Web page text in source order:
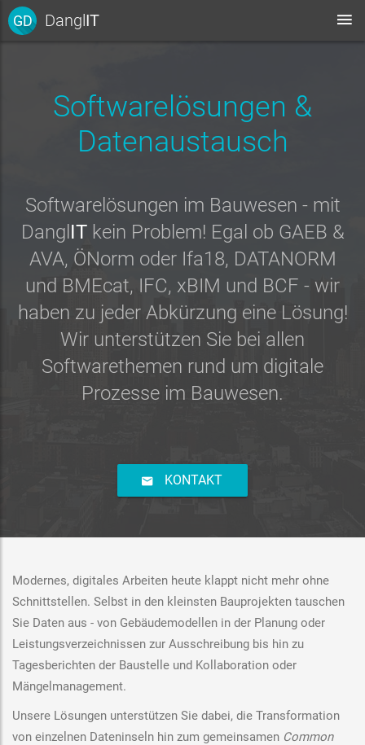
GD DanglIT
Softwarelösungen &
Datenaustausch
Softwarelösungen im Bauwesen - mit
Dangl ITkein Problem! Egal ob GAEB &
AVA, ÖNorm oder Ifa18, DATANORM
und BMEcat, IFC, xBIM und BCF - wir
haben zu jeder Abkürzung eine Lösung!
Wir unterstützen Sie bei allen
Softwarethemen rund um digitale
Prozesse im Bauwesen.
KONTAKT
Modernes, digitales Arbeiten heute klappt nicht mehr ohne
Schnittstellen. Selbst in den kleinsten Bauprojekten tauschen
Sie Daten aus - von Gebäudemodellen in der Planung oder
Leistungsverzeichnissen zur Ausschreibung bis hin zu
Tagesberichten der Baustelle und Kollaboration oder
Mängelmanagement.
Unsere Lösungen unterstützen Sie dabei, die Transformation
von einzelnen Dateninseln hin zum gemeinsamen Common